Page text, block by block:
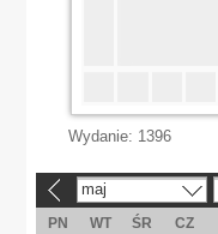
Wydanie: 1396
maj
PN WT ŚR CZ